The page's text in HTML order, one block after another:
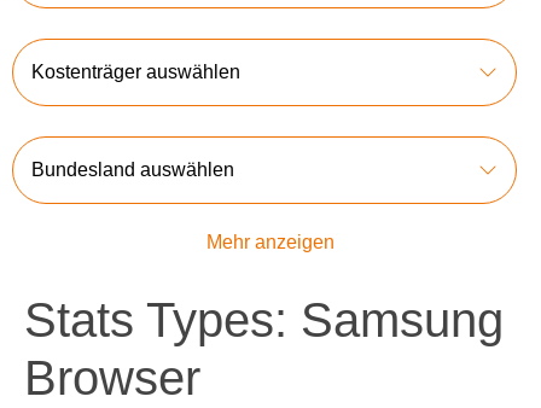
Kostenträger auswählen
Bundesland auswählen
Mehr anzeigen
Stats Types: Samsung
Browser